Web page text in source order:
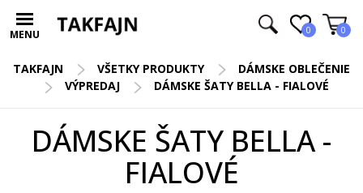
MENU 0 0
TAKFAJN VŠETKY PRODUKTY
DÁMSKE OBLEČENIE
VÝPREDAJ
DÁMSKE ŠATY BELLA - FIALOVÉ
DÁMSKE ŠATY BELLA -
FIALOVÉ